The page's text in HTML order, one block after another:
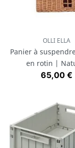
OLLI ELLA
Panier à
en rotin |
Prix
65,00 €